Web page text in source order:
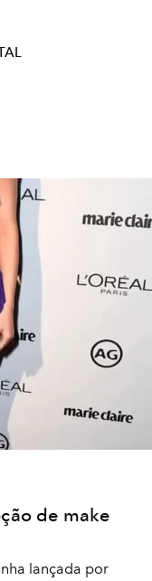
de make
lançada por